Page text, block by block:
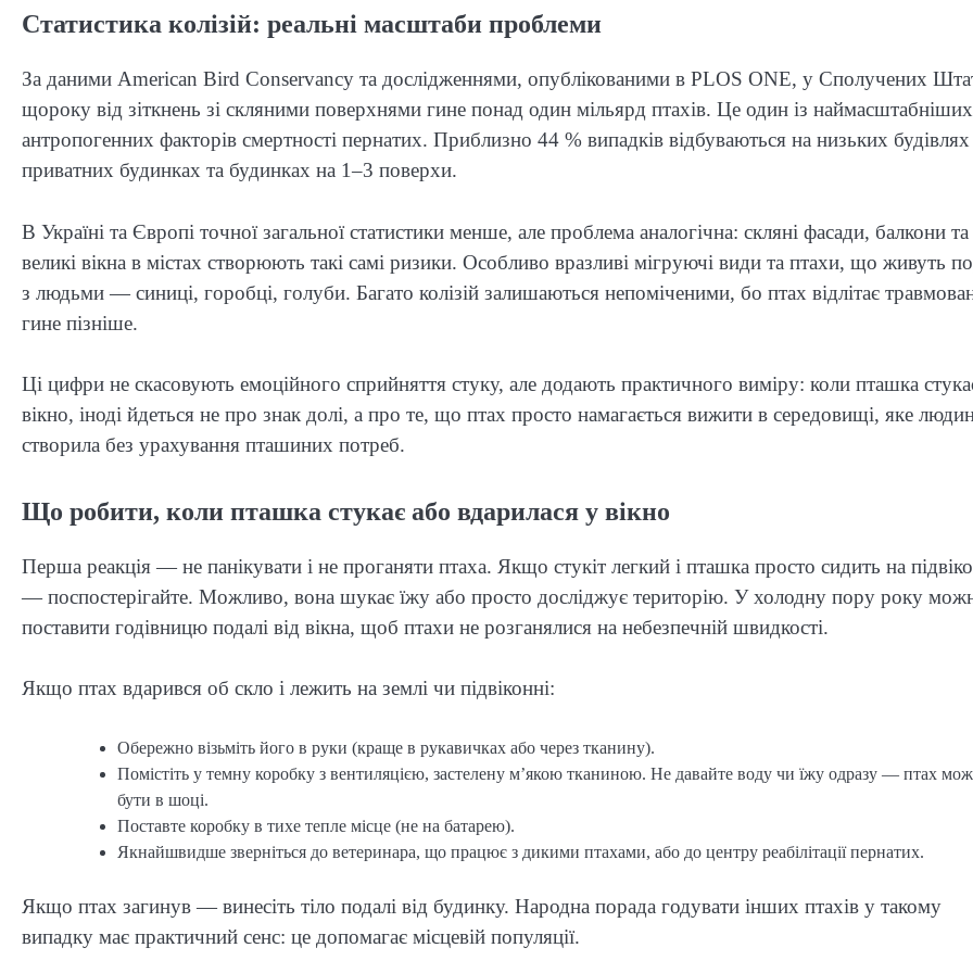
Статистика колізій: реальні масштаби проблеми
За даними American Bird Conservancy та дослідженнями, опублікованими в PLOS ONE, у Сполучених
щороку від зіткнень зі скляними поверхнями гине понад один мільярд птахів. Це один із наймасштабніших
антропогенних факторів смертності пернатих. Приблизно 44 % випадків відбуваються на низьких
приватних будинках та будинках на 1–3 поверхи.
В Україні та Європі точної загальної статистики менше, але проблема аналогічна: скляні фасади, балкони та
великі вікна в містах створюють такі самі ризики. Особливо вразливі мігруючі види та птахи, що живуть
з людьми — синиці, горобці, голуби. Багато колізій залишаються непоміченими, бо птах відлітає
гине пізніше.
Ці цифри не скасовують емоційного сприйняття стуку, але додають практичного виміру: коли пташка
вікно, іноді йдеться не про знак долі, а про те, що птах просто намагається вижити в середовищі, яке
створила без урахування пташиних потреб.
Що робити, коли пташка стукає або вдарилася у вікно
Перша реакція — не панікувати і не проганяти птаха. Якщо стукіт легкий і пташка просто сидить на
— поспостерігайте. Можливо, вона шукає їжу або просто досліджує територію. У холодну пору року
поставити годівницю подалі від вікна, щоб птахи не розганялися на небезпечній швидкості.
Якщо птах вдарився об скло і лежить на землі чи підвіконні:
Обережно візьміть його в руки (краще в рукавичках або через тканину).
Помістіть у темну коробку з вентиляцією, застелену м’якою тканиною. Не давайте воду чи їжу одразу — птах
бути в шоці.
Поставте коробку в тихе тепле місце (не на батарею).
Якнайшвидше зверніться до ветеринара, що працює з дикими птахами, або до центру реабілітації пернатих.
Якщо птах загинув — винесіть тіло подалі від будинку. Народна порада годувати інших птахів у такому
випадку має практичний сенс: це допомагає місцевій популяції.